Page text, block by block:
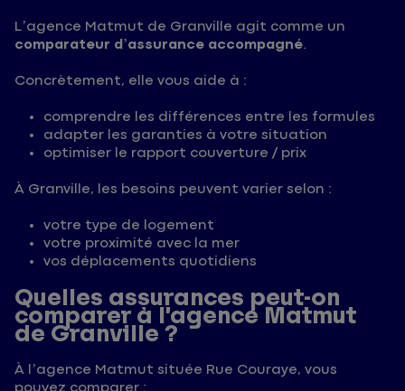
L’agence Matmut de Granville agit comme un
comparateur d’assurance accompagné.
Concrètement, elle vous aide à :
comprendre les différences entre les formules
adapter les garanties à votre situation
optimiser le rapport couverture / prix
À Granville, les besoins peuvent varier selon :
votre type de logement
votre proximité avec la mer
vos déplacements quotidiens
Quelles assurances peut-on
comparer à l’agence Matmut
de Granville ?
À l’agence Matmut située Rue Couraye, vous
pouvez comparer :